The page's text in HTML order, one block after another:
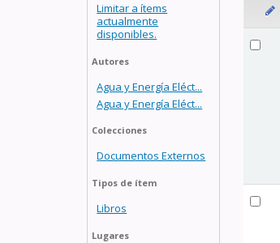
Limitar a ítems
actualmente
disponibles.
Autores
Agua y Energía Eléct...
Agua y Energía Eléct...
Colecciones
Documentos Externos
Tipos de ítem
Libros
Lugares